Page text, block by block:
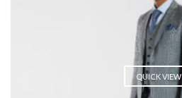
QUICK VIEW